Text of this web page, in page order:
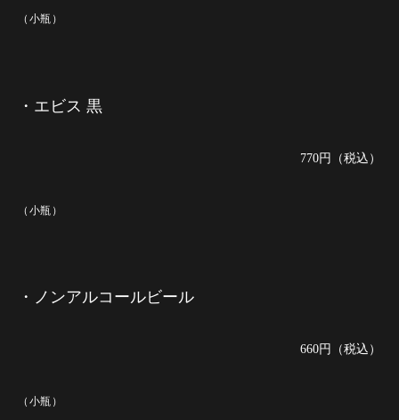
（小瓶）
・エビス 黒
770円（税込）
（小瓶）
・ノンアルコールビール
660円（税込）
（小瓶）